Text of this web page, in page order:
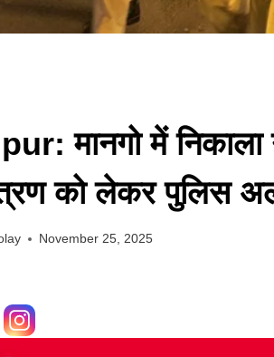
मानगो में निकाला
को लेकर पुलिस
November 25, 2025